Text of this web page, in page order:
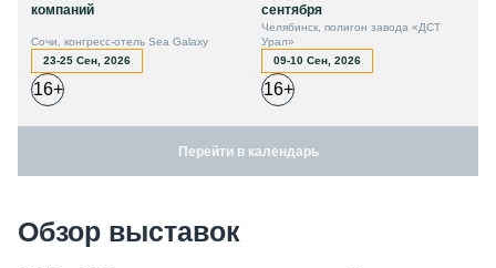
компаний
Сочи, конгресс-отель Sea Galaxy
23-25 Сен, 2026
16+
сентября
Челябинск, полигон завода «ДСТ
Урал»
09-10 Сен, 2026
16+
Перейти в календарь
Обзор выставок